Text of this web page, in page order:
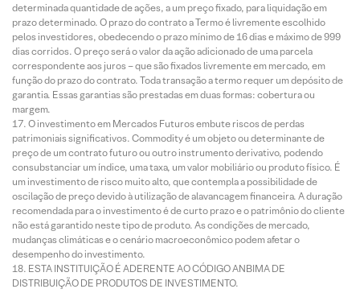
determinada quantidade de ações, a um preço fixado, para liquidação em
prazo determinado. O prazo do contrato a Termo é livremente escolhido
pelos investidores, obedecendo o prazo mínimo de 16 dias e máximo de 999
dias corridos. O preço será o valor da ação adicionado de uma parcela
correspondente aos juros – que são fixados livremente em mercado, em
função do prazo do contrato. Toda transação a termo requer um depósito de
garantia. Essas garantias são prestadas em duas formas: cobertura ou
margem.
O investimento em Mercados Futuros embute riscos de perdas
patrimoniais significativos. Commodity é um objeto ou determinante de
preço de um contrato futuro ou outro instrumento derivativo, podendo
consubstanciar um índice, uma taxa, um valor mobiliário ou produto físico. É
um investimento de risco muito alto, que contempla a possibilidade de
oscilação de preço devido à utilização de alavancagem financeira. A duração
recomendada para o investimento é de curto prazo e o patrimônio do cliente
não está garantido neste tipo de produto. As condições de mercado,
mudanças climáticas e o cenário macroeconômico podem afetar o
desempenho do investimento.
ESTA INSTITUIÇÃO É ADERENTE AO CÓDIGO ANBIMA DE
DISTRIBUIÇÃO DE PRODUTOS DE INVESTIMENTO.